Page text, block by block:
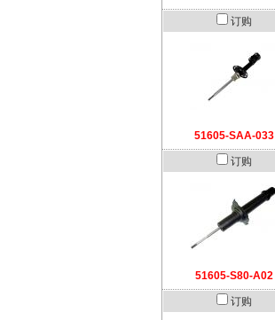
订购
51605-SAA-033
订购
51605-S80-A02
订购